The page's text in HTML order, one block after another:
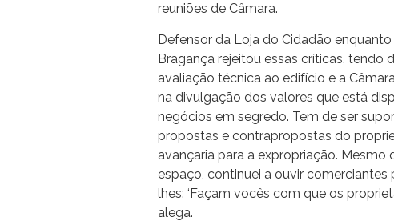
reuniões de Câmara.
Defensor da Loja do Cidadão
Bragança rejeitou essas críticas,
avaliação técnica ao edifício e a
na divulgação dos valores que está
negócios em segredo. Tem de ser
propostas e contrapropostas do
avançaria para a expropriação.
espaço, continuei a ouvir comerciantes
lhes: ‘Façam vocês com que os
alega.